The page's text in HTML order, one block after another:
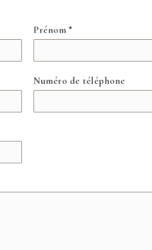
Prénom
Numéro de téléphone